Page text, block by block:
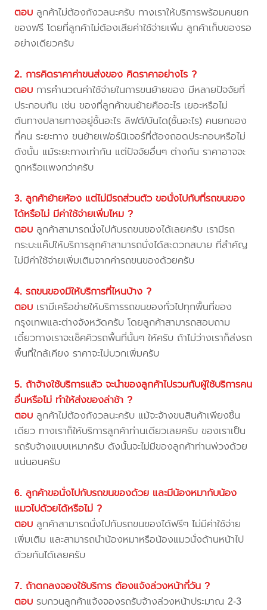
ตอบ ลูกค้าไม่ต้องกังวลนะครับ ทางเราให้บริการพร้อมคนยก
ของฟรี โดยที่ลูกค้าไม่ต้องเสียค่าใช้จ่ายเพิ่ม ลูกค้าเก็บของรอ
อย่างเดียวครับ
2. การคิดราคาค่าขนส่งของ คิดราคาอย่างไร ?
ตอบ การคำนวณค่าใช้จ่ายในการขนย้ายของ มีหลายปัจจัยที่
ประกอบกัน เช่น ของที่ลูกค้าขนย้ายคืออะไร เยอะหรือไม่
ต้นทางปลายทางอยู่ชั้นอะไร ลิฟต์/บันได(ชั้นอะไร) คนยกของ
กี่คน ระยะทาง ขนย้ายเฟอร์นิเจอร์ที่ต้องถอดประกอบหรือไม่
ดังนั้น แม้ระยะทางเท่ากัน แต่ปัจจัยอื่นๆ ต่างกัน ราคาอาจจะ
ถูกหรือแพงกว่าครับ
3. ลูกค้าย้ายห้อง แต่ไม่มีรถส่วนตัว ขอนั่งไปกับที่รถขนของ
ได้หรือไม่ มีค่าใช้จ่ายเพิ่มไหม ?
ตอบ ลูกค้าสามารถนั่งไปกับรถขนของได้เลยครับ เรามีรถ
กระบะแค๊ปให้บริการลูกค้าสามารถนั่งได้สะดวกสบาย ที่สำคัญ
ไม่มีค่าใช้จ่ายเพิ่มเติมจากค่ารถขนของด้วยครับ
4. รถขนของมีให้บริการที่ไหนบ้าง ?
ตอบ เรามีเครือข่ายให้บริการรถขนของทั่วไปทุกพื้นที่ของ
กรุงเทพและต่างจังหวัดครับ โดยลูกค้าสามารถสอบถาม
เดี๋ยวทางเราจะเช็คคิวรถพื้นที่นั้นๆ ให้ครับ ถ้าไม่ว่างเราก็ส่งรถ
พื้นที่ใกล้เคียง ราคาจะไม่บวกเพิ่มครับ
5. ถ้าจ้างใช้บริการแล้ว จะนำของลูกค้าไปรวมกับผู้ใช้บริการคน
อื่นหรือไม่ ทำให้ส่งของล่าช้า ?
ตอบ ลูกค้าไม่ต้องกังวลนะครับ แม้จะจ้างขนสินค้าเพียงชิ้น
เดียว ทางเราก็ให้บริการลูกค้าท่านเดียวเลยครับ ของเราเป็น
รถรับจ้างแบบเหมาครับ ดังนั้นจะไม่มีของลูกค้าท่านพ่วงด้วย
แน่นอนครับ
6. ลูกค้าขอนั่งไปกับรถขนของด้วย และมีน้องหมากับน้อง
แมวไปด้วยได้หรือไม่ ?
ตอบ ลูกค้าสามารถนั่งไปกับรถขนของได้ฟรีๆ ไม่มีค่าใช้จ่าย
เพิ่มเติม และสามารถนำน้องหมาหรือน้องแมวนั่งด้านหน้าไป
ด้วยกันได้เลยครับ
7. ถ้าตกลงจองใช้บริการ ต้องแจ้งล่วงหน้ากี่วัน ?
ตอบ รบกวนลูกค้าแจ้งจองรถรับจ้างล่วงหน้าประมาณ 2-3